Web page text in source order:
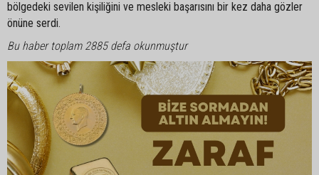
bölgedeki sevilen kişiliğini ve mesleki başarısını bir kez daha gözler
önüne serdi.
Bu haber toplam 2885 defa okunmuştur